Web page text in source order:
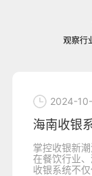
观察行
2024-
海南收银
掌控收银新
在餐饮行业
收银系统不